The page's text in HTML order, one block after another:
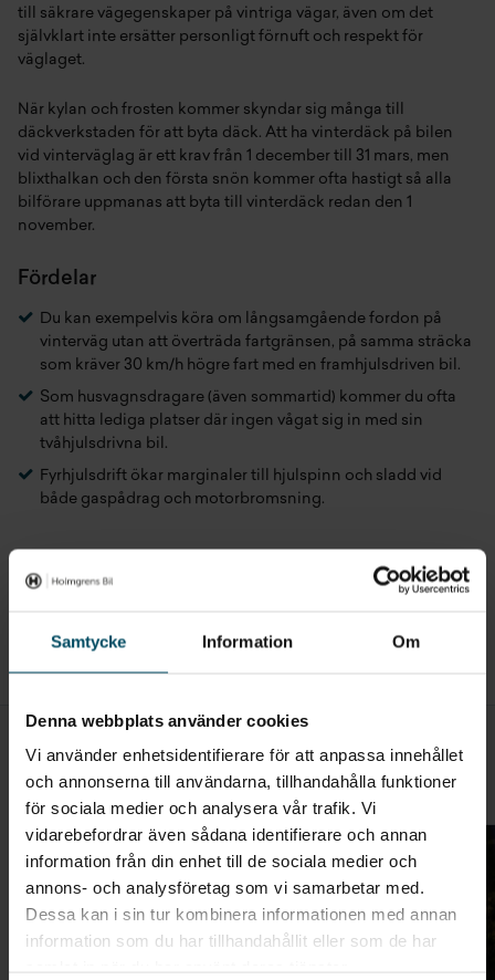
Samtycke Information Om
Denna webbplats använder cookies
Vi använder enhetsidentifierare för att anpassa innehållet
och annonserna till användarna, tillhandahålla funktioner
för sociala medier och analysera vår trafik. Vi
vidarebefordrar även sådana identifierare och annan
information från din enhet till de sociala medier och
annons- och analysföretag som vi samarbetar med.
Dessa kan i sin tur kombinera informationen med annan
information som du har tillhandahållit eller som de har
till säkrare vägegenskaper på vintriga vägar, även om det
självklart inte ersätter personligt förnuft och respekt för
väglaget.
När kylan och frosten kommer skyndar sig många till
däckverkstaden för att byta däck. Att ha vinterdäck på bilen
vid vinterväglag är ett krav från 1 december till 31 mars, men
blixthalkan och den första snön kommer ofta hastigt så alla
bilförare uppmanas att byta till vinterdäck redan den 1
november.
Fördelar
Du kan exempelvis köra om långsamgående fordon på
vinterväg utan att överträda fartgränsen, på samma sträcka
som kräver 30 km/h högre fart med en framhjulsdriven bil.
Som husvagnsdragare (även sommartid) kommer du ofta
att hitta lediga platser där ingen vågat sig in med sin
tvåhjulsdrivna bil.
Fyrhjulsdrift ökar marginaler till hjulspinn och sladd vid
både gaspådrag och motorbromsning.
Dela
Liknande artiklar Alla artiklar